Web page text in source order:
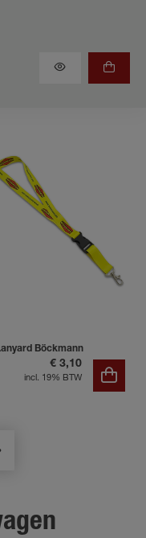
Böckmann
€ 3,10
incl. 19% BTW